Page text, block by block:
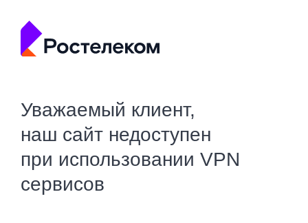
Уважаемый клиент,
наш сайт недоступен
при использовании VPN
сервисов